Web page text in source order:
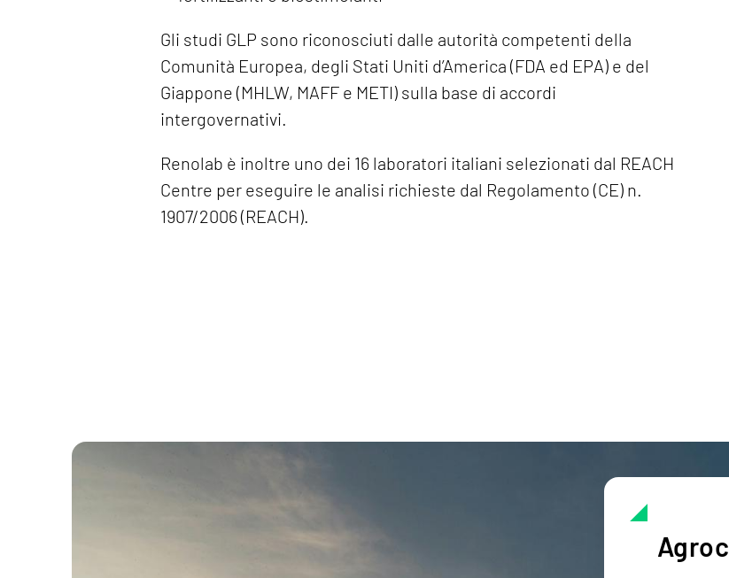
Gli studi GLP sono riconosciuti dalle autorità competenti della
Comunità Europea, degli Stati Uniti d’America (FDA ed EPA) e del
Giappone (MHLW, MAFF e METI) sulla base di accordi
intergovernativi.
Renolab è inoltre uno dei 16 laboratori italiani selezionati dal REACH
Centre per eseguire le analisi richieste dal Regolamento (CE) n.
1907/2006 (REACH).